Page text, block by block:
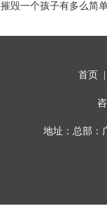
摧毁一个孩子有多么简
首页
地址：总部：